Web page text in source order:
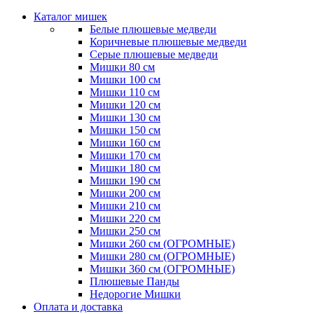
Каталог мишек
Белые плюшевые медведи
Коричневые плюшевые медведи
Серые плюшевые медведи
Мишки 80 см
Мишки 100 см
Мишки 110 см
Мишки 120 см
Мишки 130 см
Мишки 150 см
Мишки 160 см
Мишки 170 см
Мишки 180 см
Мишки 190 см
Мишки 200 см
Мишки 210 см
Мишки 220 см
Мишки 250 см
Мишки 260 см (ОГРОМНЫЕ)
Мишки 280 см (ОГРОМНЫЕ)
Мишки 360 см (ОГРОМНЫЕ)
Плюшевые Панды
Недорогие Мишки
Оплата и доставка